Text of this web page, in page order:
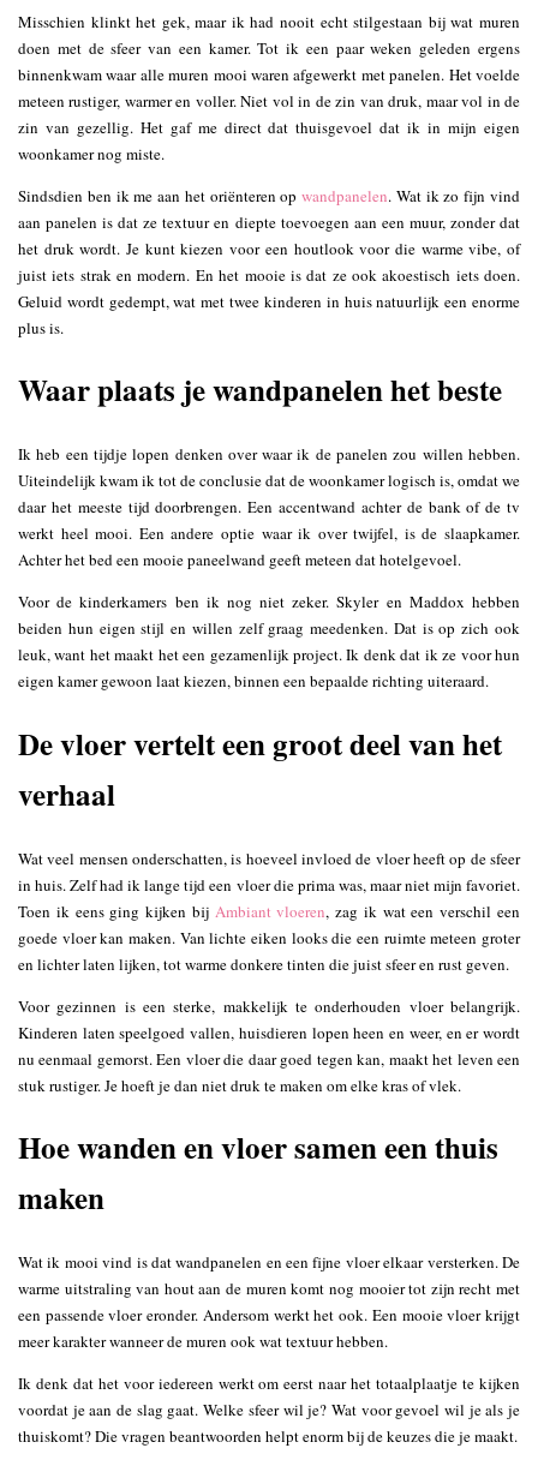
Misschien klinkt het gek, maar ik had nooit echt stilgestaan bij wat muren
doen met de sfeer van een kamer. Tot ik een paar weken geleden ergens
binnenkwam waar alle muren mooi waren afgewerkt met panelen. Het voelde
meteen rustiger, warmer en voller. Niet vol in de zin van druk, maar vol in de
zin van gezellig. Het gaf me direct dat thuisgevoel dat ik in mijn eigen
woonkamer nog miste.
Sindsdien ben ik me aan het oriënteren opwandpanelen. Wat ik zo fijn vind
aan panelen is dat ze textuur en diepte toevoegen aan een muur, zonder dat
het druk wordt. Je kunt kiezen voor een houtlook voor die warme vibe, of
juist iets strak en modern. En het mooie is dat ze ook akoestisch iets doen.
Geluid wordt gedempt, wat met twee kinderen in huis natuurlijk een enorme
plus is.
Waar plaats je wandpanelen het beste
Ik heb een tijdje lopen denken over waar ik de panelen zou willen hebben.
Uiteindelijk kwam ik tot de conclusie dat de woonkamer logisch is, omdat we
daar het meeste tijd doorbrengen. Een accentwand achter de bank of de tv
werkt heel mooi. Een andere optie waar ik over twijfel, is de slaapkamer.
Achter het bed een mooie paneelwand geeft meteen dat hotelgevoel.
Voor de kinderkamers ben ik nog niet zeker. Skyler en Maddox hebben
beiden hun eigen stijl en willen zelf graag meedenken. Dat is op zich ook
leuk, want het maakt het een gezamenlijk project. Ik denk dat ik ze voor hun
eigen kamer gewoon laat kiezen, binnen een bepaalde richting uiteraard.
De vloer vertelt een groot deel van het
verhaal
Wat veel mensen onderschatten, is hoeveel invloed de vloer heeft op de sfeer
in huis. Zelf had ik lange tijd een vloer die prima was, maar niet mijn favoriet.
Toen ik eens ging kijken bij Ambiant vloeren, zag ik wat een verschil een
goede vloer kan maken. Van lichte eiken looks die een ruimte meteen groter
en lichter laten lijken, tot warme donkere tinten die juist sfeer en rust geven.
Voor gezinnen is een sterke, makkelijk te onderhouden vloer belangrijk.
Kinderen laten speelgoed vallen, huisdieren lopen heen en weer, en er wordt
nu eenmaal gemorst. Een vloer die daar goed tegen kan, maakt het leven een
stuk rustiger. Je hoeft je dan niet druk te maken om elke kras of vlek.
Hoe wanden en vloer samen een thuis
maken
Wat ik mooi vind is dat wandpanelen en een fijne vloer elkaar versterken. De
warme uitstraling van hout aan de muren komt nog mooier tot zijn recht met
een passende vloer eronder. Andersom werkt het ook. Een mooie vloer krijgt
meer karakter wanneer de muren ook wat textuur hebben.
Ik denk dat het voor iedereen werkt om eerst naar het totaalplaatje te kijken
voordat je aan de slag gaat. Welke sfeer wil je? Wat voor gevoel wil je als je
thuiskomt? Die vragen beantwoorden helpt enorm bij de keuzes die je maakt.